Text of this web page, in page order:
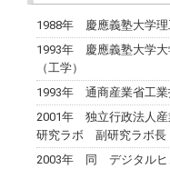
1988年 慶應義塾大学理
1993年 慶應義塾大学大
（工学）
1993年 通商産業省工業
2001年 独立行政法人産
研究ラボ 副研究ラボ長
2003年 同 デジタルヒ